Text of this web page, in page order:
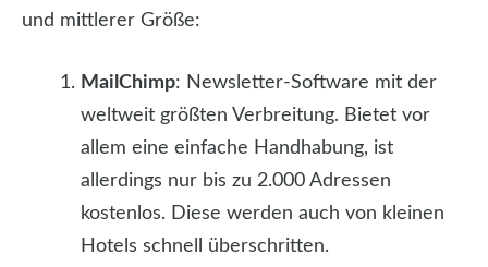
und mittlerer Größe:
MailChimp: Newsletter-Software mit der
weltweit größten Verbreitung. Bietet vor
allem eine einfache Handhabung, ist
allerdings nur bis zu 2.000 Adressen
kostenlos. Diese werden auch von kleinen
Hotels schnell überschritten.